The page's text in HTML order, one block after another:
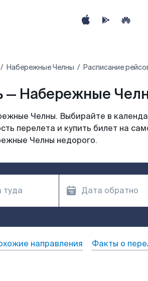
Набережные Челны Расписание
— Набережные
Челны. Выбирайте в
перелета и купить билет на
Челны недорого.
направления Факты о